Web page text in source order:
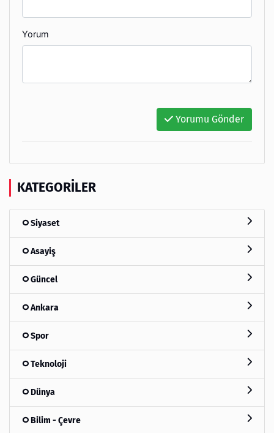
Yorum
Yorumu Gönder
KATEGORILER
Siyaset
Asayiş
Güncel
Ankara
Spor
Teknoloji
Dünya
Bilim - Çevre